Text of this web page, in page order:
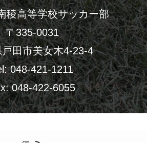
稜高等学校サッカー部
〒335-0031
田市美女木4-23-4
048-421-1211
048-422-6055